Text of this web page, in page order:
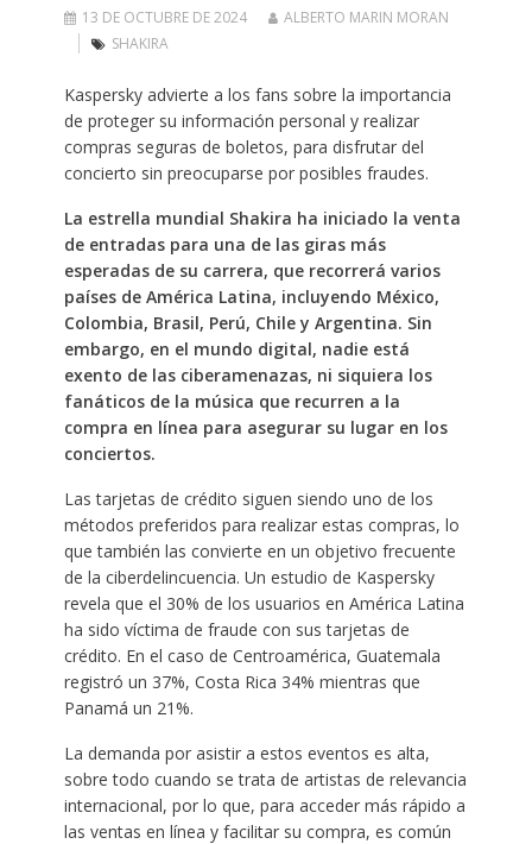
13 DE OCTUBRE DE 2024
ALBERTO MARIN MORAN
SHAKIRA
Kaspersky advierte a los fans sobre la importancia
de proteger su información personal y realizar
compras seguras de boletos, para disfrutar del
concierto sin preocuparse por posibles fraudes.
La estrella mundial Shakira ha iniciado la venta
de entradas para una de las giras más
esperadas de su carrera, que recorrerá varios
países de América Latina, incluyendo México,
Colombia, Brasil, Perú, Chile y Argentina. Sin
embargo, en el mundo digital, nadie está
exento de las ciberamenazas, ni siquiera los
fanáticos de la música que recurren a la
compra en línea para asegurar su lugar en los
conciertos.
Las tarjetas de crédito siguen siendo uno de los
métodos preferidos para realizar estas compras, lo
que también las convierte en un objetivo frecuente
de la ciberdelincuencia. Un estudio de Kaspersky
revela que el 30% de los usuarios en América Latina
ha sido víctima de fraude con sus tarjetas de
crédito. En el caso de Centroamérica, Guatemala
registró un 37%, Costa Rica 34% mientras que
Panamá un 21%.
La demanda por asistir a estos eventos es alta,
sobre todo cuando se trata de artistas de relevancia
internacional, por lo que, para acceder más rápido a
las ventas en línea y facilitar su compra, es común